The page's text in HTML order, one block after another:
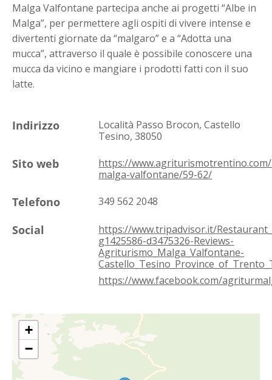
Malga Valfontane partecipa anche ai progetti “Albe in
Malga”, per permettere agli ospiti di vivere intense e
divertenti giornate da “malgaro” e a “Adotta una
mucca”, attraverso il quale è possibile conoscere una
mucca da vicino e mangiare i prodotti fatti con il suo
latte.
Indirizzo
Località Passo Brocon, Castello
Tesino, 38050
Sito web
https://
malga-valfontane/59-62/
Telefono 349 562 2048
Social
https://www.tripadvisor.it/
g1425586-d3475326-Reviews-
Agriturismo_Malga_Valfontane-
https://www.facebook.com/
+
−